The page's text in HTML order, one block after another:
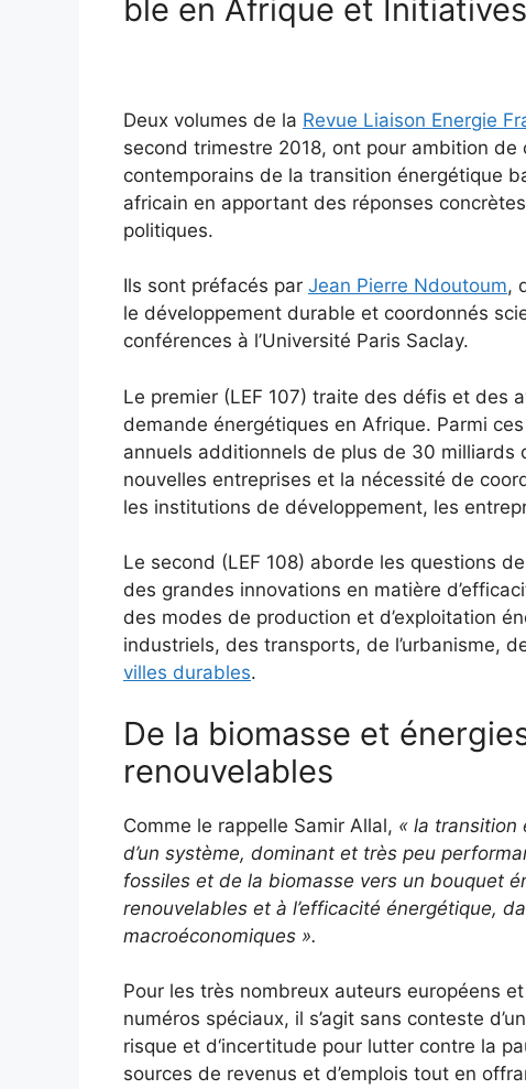
ble en Afrique et
Deux volumes de la Revue Liaison Energie
second trimestre 2018, ont pour ambition
contemporains de la transition énergétique
africain en apportant des réponses
politiques.
Ils sont préfacés par Jean Pierre Ndoutoum,
le développement durable et coordonnés
conférences à l’Université Paris Saclay.
Le premier (LEF 107) traite des défis et des
demande énergétiques en Afrique. Parmi
annuels additionnels de plus de 30 milliards
nouvelles entreprises et la nécessité de
les institutions de développement, les
Le second (LEF 108) aborde les questions
des grandes innovations en matière
des modes de production et d’exploitation
industriels, des transports, de l’urbanisme,
villes durables.
De la biomasse et
renouvelables
Comme le rappelle Samir Allal, « la transition
d’un système, dominant et très peu
fossiles et de la biomasse vers un bouquet
renouvelables et à l’efficacité énergétique,
macroéconomiques ».
Pour les très nombreux auteurs européens
numéros spéciaux, il s’agit sans conteste
risque et d‘incertitude pour lutter contre la
sources de revenus et d’emplois tout en